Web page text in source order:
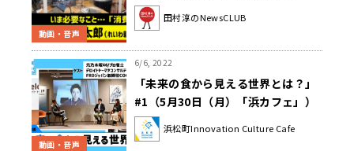
動画・音声
（2022年6月4日前半）
田村淳のNewsCLUB
動画・音声
6/6, 2022
「未来の食から見える世界とは？」
#1（5月30日（月）「浜カフェ」）
中田花奈（元乃木坂46/プロ雀士）
坂口直樹（デロイトトーマツコンサ
浜松町Innovation Culture Cafe